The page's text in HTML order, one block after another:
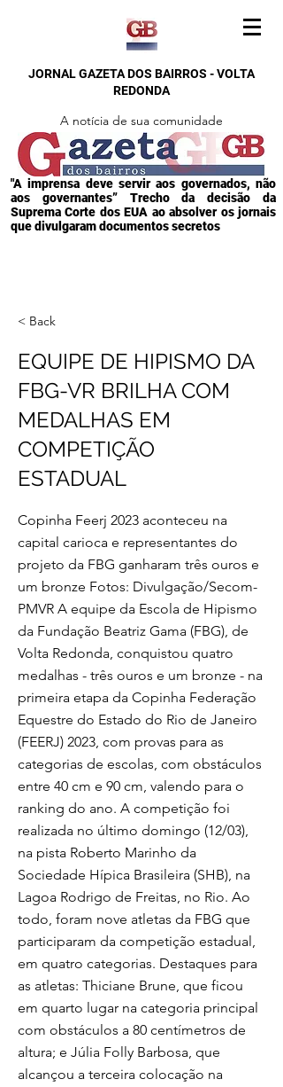
JORNAL GAZETA DOS BAIRROS - VOLTA
REDONDA
A notícia de sua comunidade
"A imprensa deve servir aos governados, não
aos governantes” Trecho da decisão da
Suprema Corte dos EUA ao absolver os jornais
que divulgaram documentos secretos
< Back
EQUIPE DE HIPISMO DA
FBG-VR BRILHA COM
MEDALHAS EM
COMPETIÇÃO
ESTADUAL
Copinha Feerj 2023 aconteceu na
capital carioca e representantes do
projeto da FBG ganharam três ouros e
um bronze Fotos: Divulgação/Secom-
PMVR A equipe da Escola de Hipismo
da Fundação Beatriz Gama (FBG), de
Volta Redonda, conquistou quatro
medalhas - três ouros e um bronze - na
primeira etapa da Copinha Federação
Equestre do Estado do Rio de Janeiro
(FEERJ) 2023, com provas para as
categorias de escolas, com obstáculos
entre 40 cm e 90 cm, valendo para o
ranking do ano. A competição foi
realizada no último domingo (12/03),
na pista Roberto Marinho da
Sociedade Hípica Brasileira (SHB), na
Lagoa Rodrigo de Freitas, no Rio. Ao
todo, foram nove atletas da FBG que
participaram da competição estadual,
em quatro categorias. Destaques para
as atletas: Thiciane Brune, que ficou
em quarto lugar na categoria principal
com obstáculos a 80 centímetros de
altura; e Júlia Folly Barbosa, que
alcançou a terceira colocação na